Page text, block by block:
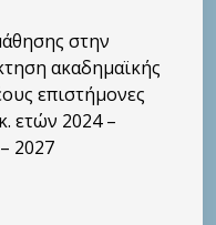
στην
ακαδημαϊκής
επιστήμονες
ετών 2024 –
2027